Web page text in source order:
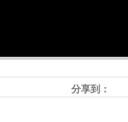
分享到：